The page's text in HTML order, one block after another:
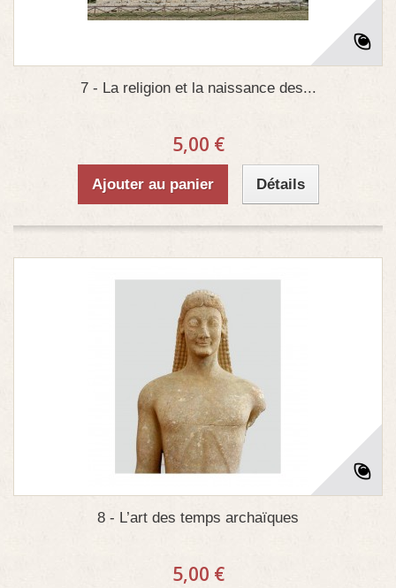
7 - La religion et la naissance des...
5,00 €
Ajouter au panier Détails
8 - L’art des temps archaïques
5,00 €